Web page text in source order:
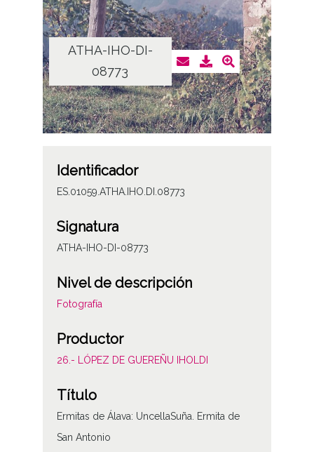
ATHA-IHO-DI-
08773
Identificador
ES.01059.ATHA.IHO.DI.08773
Signatura
ATHA-IHO-DI-08773
Nivel de descripción
Fotografía
Productor
26.- LÓPEZ DE GUEREÑU IHOLDI
Título
Ermitas de Álava: UncellaSuña. Ermita de
San Antonio